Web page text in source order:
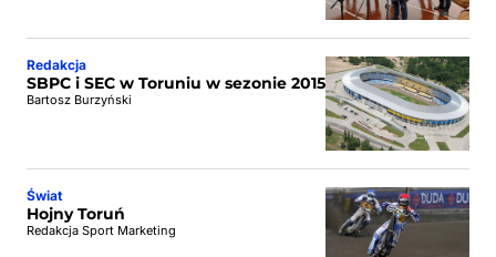
Redakcja
SBPC i SEC w Toruniu w sezonie 2015
Bartosz Burzyński
Świat
Hojny Toruń
Redakcja Sport Marketing